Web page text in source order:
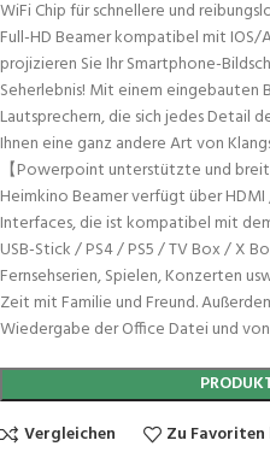
WiFi Chip für schnellere und
Full-HD Beamer kompatibel mit
projizieren Sie Ihr Smartphone-
Seherlebnis! Mit einem eingebauten
Lautsprechern, die sich jedes Detail
Ihnen eine ganz andere Art von
【Powerpoint unterstützte und
Heimkino Beamer verfügt über
Interfaces, die ist kompatibel mit
USB-Stick / PS4 / PS5 / TV Box / X
Fernsehserien, Spielen, Konzerten
Zeit mit Familie und Freund.
Wiedergabe der Office Datei und
Vergleichen
Zu